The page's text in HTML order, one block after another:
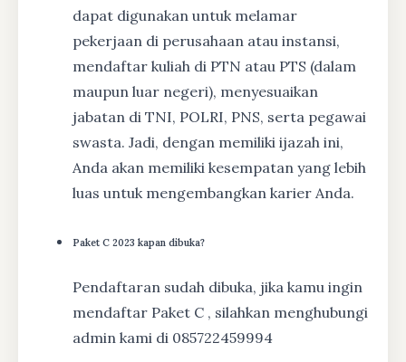
dapat digunakan untuk melamar
pekerjaan di perusahaan atau instansi,
mendaftar kuliah di PTN atau PTS (dalam
maupun luar negeri), menyesuaikan
jabatan di TNI, POLRI, PNS, serta pegawai
swasta. Jadi, dengan memiliki ijazah ini,
Anda akan memiliki kesempatan yang lebih
luas untuk mengembangkan karier Anda.
Paket C 2023 kapan dibuka?
Pendaftaran sudah dibuka, jika kamu ingin
mendaftar Paket C , silahkan menghubungi
admin kami di 085722459994